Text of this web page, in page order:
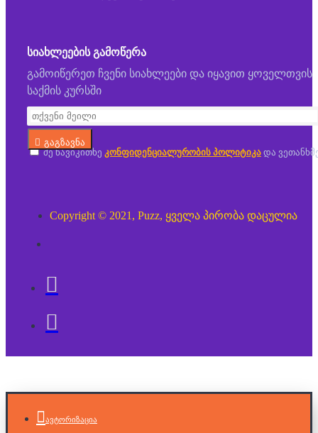
ᲡᲘᲐᲮᲚᲔᲔᲑᲘᲡ ᲒᲐᲛᲝᲬᲔᲠᲐ
გამოიწერეთ ჩვენი სიახლეები და იყავით ყოველთვის
საქმის კურსში
გაგზავნა
მე წავიკითხე კონფიდენციალურობის პოლიტიკა და
Copyright © 2021, Puzz, ყველა პირობა დაცულია
ავტორიზაცია